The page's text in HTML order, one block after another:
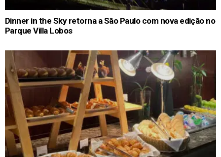
Dinner in the Sky retorna a São Paulo com nova edição no
Parque Villa Lobos